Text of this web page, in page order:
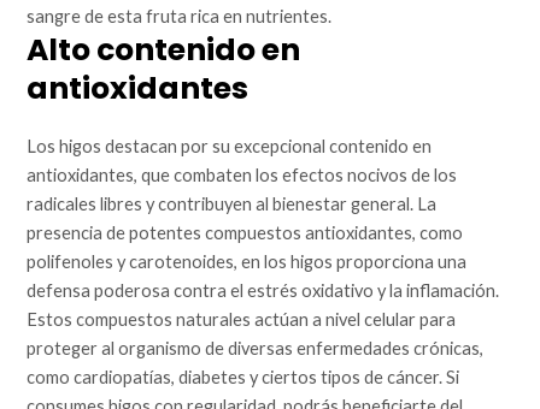
sangre de esta fruta rica en nutrientes.
Alto contenido en
antioxidantes
Los higos destacan por su excepcional contenido en
antioxidantes, que combaten los efectos nocivos de los
radicales libres y contribuyen al bienestar general. La
presencia de potentes compuestos antioxidantes, como
polifenoles y carotenoides, en los higos proporciona una
defensa poderosa contra el estrés oxidativo y la inflamación.
Estos compuestos naturales actúan a nivel celular para
proteger al organismo de diversas enfermedades crónicas,
como cardiopatías, diabetes y ciertos tipos de cáncer. Si